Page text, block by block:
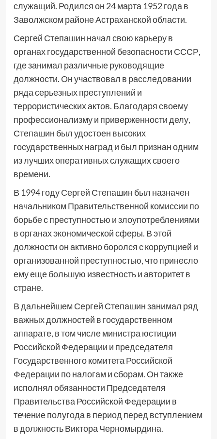
служащий. Родился он 24 марта 1952 года в
Заволжском районе Астраханской области.
Сергей Степашин начал свою карьеру в
органах государственной безопасности СССР,
где занимал различные руководящие
должности. Он участвовал в расследовании
ряда серьезных преступлений и
террористических актов. Благодаря своему
профессионализму и приверженности делу,
Степашин был удостоен высоких
государственных наград и был признан одним
из лучших оперативных служащих своего
времени.
В 1994 году Сергей Степашин был назначен
начальником Правительственной комиссии по
борьбе с преступностью и злоупотреблениями
в органах экономической сферы. В этой
должности он активно боролся с коррупцией и
организованной преступностью, что принесло
ему еще большую известность и авторитет в
стране.
В дальнейшем Сергей Степашин занимал ряд
важных должностей в государственном
аппарате, в том числе министра юстиции
Российской Федерации и председателя
Государственного комитета Российской
Федерации по налогам и сборам. Он также
исполнял обязанности Председателя
Правительства Российской Федерации в
течение полугода в период перед вступлением
в должность Виктора Черномырдина.